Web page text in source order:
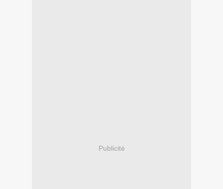
Publicité